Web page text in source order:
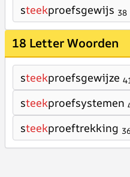
steekproefsgewijs 38
18 Letter Woorden
steekproefsgewijze
steekproefsystemen
steekproeftrekking